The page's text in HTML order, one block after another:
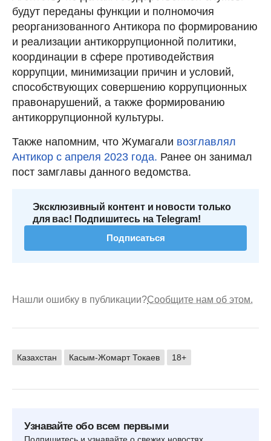
будут переданы функции и полномочия
реорганизованного Антикора по формированию
и реализации антикоррупционной политики,
координации в сфере противодействия
коррупции, минимизации причин и условий,
способствующих совершению коррупционных
правонарушений, а также формированию
антикоррупционной культуры.
Также напомним, что Жумагали возглавлял
Антикор с апреля 2023 года. Ранее он занимал
пост замглавы данного ведомства.
Эксклюзивный контент и новости только
для вас! Подпишитесь на Telegram!
Подписаться
Нашли ошибку в публикации?Сообщите нам об этом.
Казахстан Касым-Жомарт Токаев 18+
Узнавайте обо всем первыми
Подпишитесь и узнавайте о свежих новостях